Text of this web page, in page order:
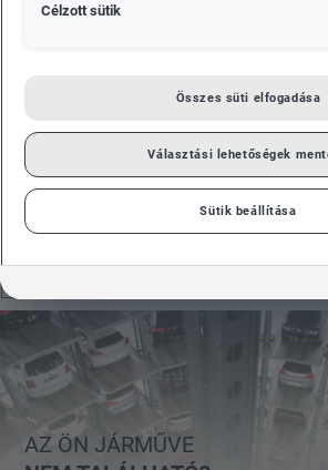
MINDEN
AZ ÖN JÁRMŰVE
Célzott sütik
Összes süti elfogadása
Választási lehetőségek
Sütik beállítása